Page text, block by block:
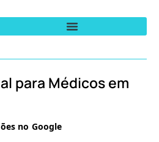
para Médicos em